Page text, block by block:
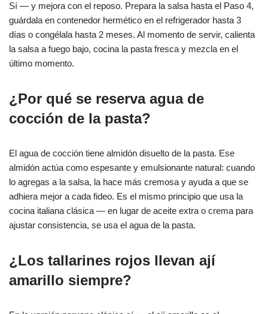
Sí — y mejora con el reposo. Prepara la salsa hasta el Paso 4,
guárdala en contenedor hermético en el refrigerador hasta 3
días o congélala hasta 2 meses. Al momento de servir, calienta
la salsa a fuego bajo, cocina la pasta fresca y mezcla en el
último momento.
¿Por qué se reserva agua de
cocción de la pasta?
El agua de cocción tiene almidón disuelto de la pasta. Ese
almidón actúa como espesante y emulsionante natural: cuando
lo agregas a la salsa, la hace más cremosa y ayuda a que se
adhiera mejor a cada fideo. Es el mismo principio que usa la
cocina italiana clásica — en lugar de aceite extra o crema para
ajustar consistencia, se usa el agua de la pasta.
¿Los tallarines rojos llevan ají
amarillo siempre?